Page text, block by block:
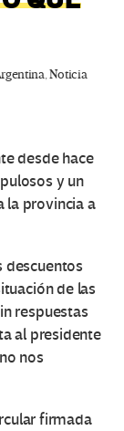
,Noticia
desde hace
y un
la provincia a
descuentos
de las
respuestas
al presidente
nos
firmada